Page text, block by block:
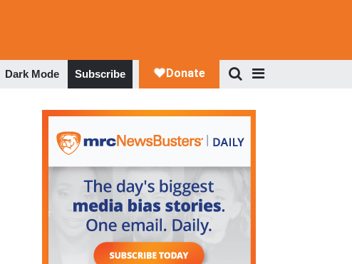
Dark Mode Subscribe